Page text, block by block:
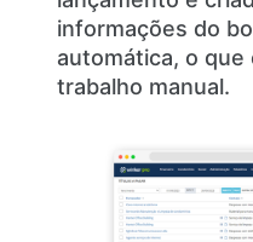
informações do
automática, o que
trabalho manual.